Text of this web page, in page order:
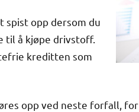
spist opp dersom du
til å kjøpe drivstoff.
kreditten som
opp ved neste forfall,